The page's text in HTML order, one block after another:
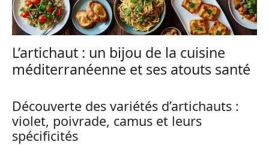
L’artichaut : un bijou de la cuisine
méditerranéenne et ses atouts santé
Découverte des variétés d’artichauts :
violet, poivrade, camus et leurs
spécificités